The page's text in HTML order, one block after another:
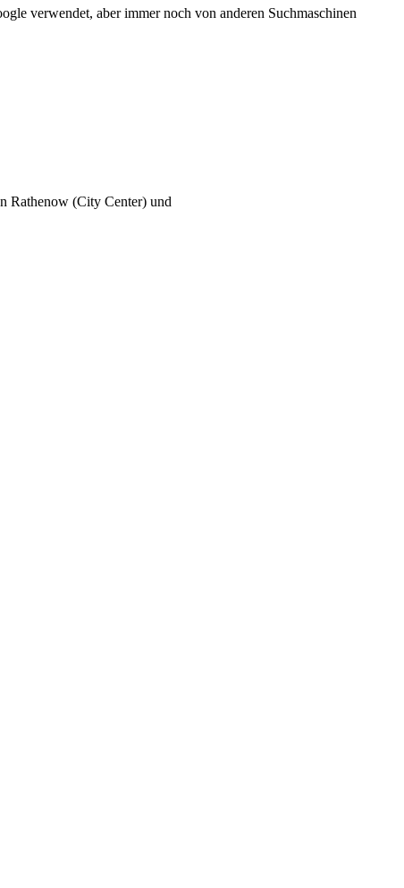
verwendet, aber immer noch von anderen Suchmaschinen
Rathenow (City Center) und